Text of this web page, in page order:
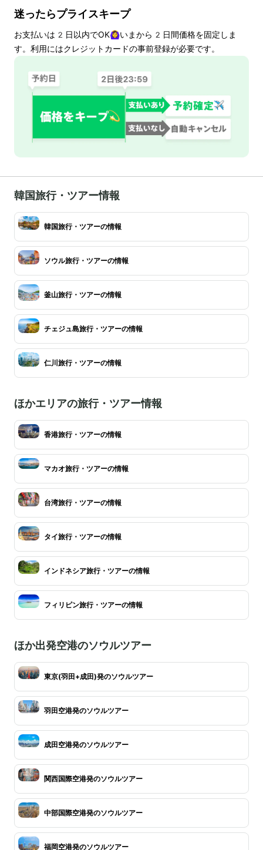
迷ったらプライスキープ
お支払いは 2 日以内でOK🙆‍♀️いまから 2 日間価格を固定しま
す。利用にはクレジットカードの事前登録が必要です。
韓国旅行・ツアー情報
韓国旅行・ツアーの情報
ソウル旅行・ツアーの情報
釜山旅行・ツアーの情報
チェジュ島旅行・ツアーの情報
仁川旅行・ツアーの情報
ほかエリアの旅行・ツアー情報
香港旅行・ツアーの情報
マカオ旅行・ツアーの情報
台湾旅行・ツアーの情報
タイ旅行・ツアーの情報
インドネシア旅行・ツアーの情報
フィリピン旅行・ツアーの情報
ほか出発空港のソウルツアー
東京(羽田+成田)発のソウルツアー
羽田空港発のソウルツアー
成田空港発のソウルツアー
関西国際空港発のソウルツアー
中部国際空港発のソウルツアー
福岡空港発のソウルツアー